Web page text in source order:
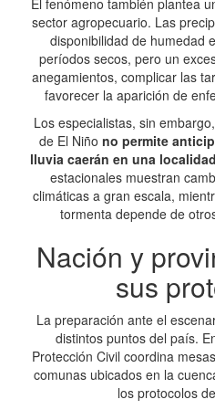
El fenómeno también plantea
sector agropecuario. Las
disponibilidad de humedad
períodos secos, pero un
anegamientos, complicar las
favorecer la aparición de
Los especialistas, sin
de El Niño no permite
lluvia caerán en una
estacionales muestran
climáticas a gran escala,
tormenta depende de
Nación y
sus
La preparación ante el
distintos puntos del país.
Protección Civil coordina
comunas ubicados en la
los protocolos